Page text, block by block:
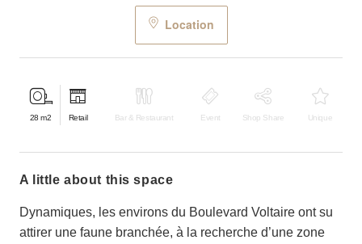
Location
28 m2 Retail Bar & Restaurant Event Shop Share Unique
a little about this space
Dynamiques, les environs du Boulevard Voltaire ont su
attirer une faune branchée, à la recherche d’une zone